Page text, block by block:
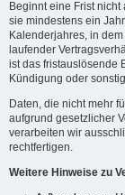
Beginnt eine Frist
sie mindestens ein
Kalenderjahres, in
laufender
ist das fristauslösende
Kündigung oder
Daten, die nicht mehr
aufgrund gesetzlicher
verarbeiten wir
rechtfertigen.
Weitere Hinweise zu